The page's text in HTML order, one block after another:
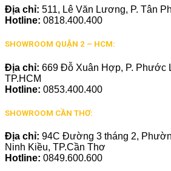
Địa chỉ: 511, Lê Văn Lương, P. Tân
Hotline: 0818.400.400
SHOWROOM QUẬN 2 – HCM:
Địa chỉ: 669 Đỗ Xuân Hợp, P. Phước
TP.HCM
Hotline: 0853.400.400
SHOWROOM CẦN THƠ:
Địa chỉ: 94C Đường 3 tháng 2,
Ninh Kiều, TP.Cần Thơ
Hotline: 0849.600.600